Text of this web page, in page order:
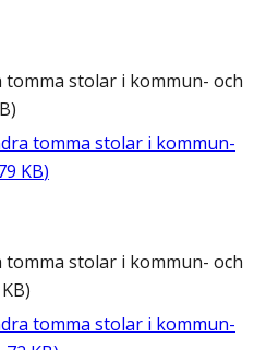
stolar i kommun- och
)
tomma stolar i kommun-
KB)
stolar i kommun- och
KB)
tomma stolar i kommun-